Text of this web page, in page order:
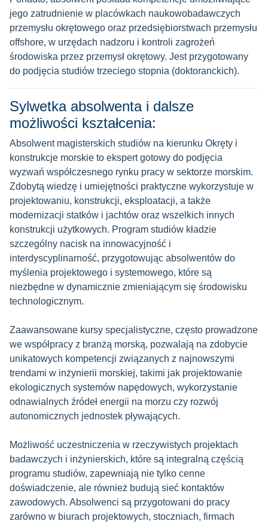
jego zatrudnienie w placówkach naukowobadawczych
przemysłu okrętowego oraz przedsiębiorstwach przemysłu
offshore, w urzędach nadzoru i kontroli zagrożeń
środowiska przez przemysł okrętowy. Jest przygotowany
do podjęcia studiów trzeciego stopnia (doktoranckich).
Sylwetka absolwenta i dalsze
możliwości kształcenia:
Absolwent magisterskich studiów na kierunku Okręty i
konstrukcje morskie to ekspert gotowy do podjęcia
wyzwań współczesnego rynku pracy w sektorze morskim.
Zdobytą wiedzę i umiejętności praktyczne wykorzystuje w
projektowaniu, konstrukcji, eksploatacji, a także
modernizacji statków i jachtów oraz wszelkich innych
konstrukcji użytkowych. Program studiów kładzie
szczególny nacisk na innowacyjność i
interdyscyplinarność, przygotowując absolwentów do
myślenia projektowego i systemowego, które są
niezbędne w dynamicznie zmieniającym się środowisku
technologicznym.
Zaawansowane kursy specjalistyczne, często prowadzone
we współpracy z branżą morską, pozwalają na zdobycie
unikatowych kompetencji związanych z najnowszymi
trendami w inżynierii morskiej, takimi jak projektowanie
ekologicznych systemów napędowych, wykorzystanie
odnawialnych źródeł energii na morzu czy rozwój
autonomicznych jednostek pływających.
Możliwość uczestniczenia w rzeczywistych projektach
badawczych i inżynierskich, które są integralną częścią
programu studiów, zapewniają nie tylko cenne
doświadczenie, ale również budują sieć kontaktów
zawodowych. Absolwenci są przygotowani do pracy
zarówno w biurach projektowych, stoczniach, firmach